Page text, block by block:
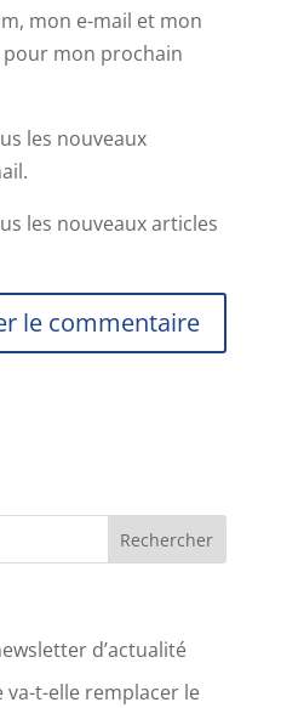
mon e-mail et mon
mon prochain
les nouveaux
les nouveaux articles
d’actualité
va-t-elle remplacer le